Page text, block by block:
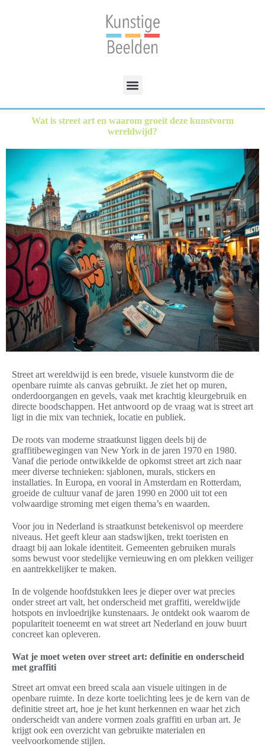
Wat is street art en waarom groeit deze kunstvorm
wereldwijd?
Street art wereldwijd is een brede, visuele kunstvorm die de
openbare ruimte als canvas gebruikt. Je ziet het op muren,
onderdoorgangen en gevels, vaak met krachtig kleurgebruik en
directe boodschappen. Het antwoord op de vraag wat is street art
ligt in die mix van techniek, locatie en publiek.
De roots van moderne straatkunst liggen deels bij de
graffitibewegingen van New York in de jaren 1970 en 1980.
Vanaf die periode ontwikkelde de opkomst street art zich naar
meer diverse technieken: sjablonen, murals, stickers en
installaties. In Europa, en vooral in Amsterdam en Rotterdam,
groeide de cultuur vanaf de jaren 1990 en 2000 uit tot een
volwaardige stroming met eigen thema’s en waarden.
Voor jou in Nederland is straatkunst betekenisvol op meerdere
niveaus. Het geeft kleur aan stadswijken, trekt toeristen en
draagt bij aan lokale identiteit. Gemeenten gebruiken murals
soms bewust voor stedelijke vernieuwing en om plekken veiliger
en aantrekkelijker te maken.
In de volgende hoofdstukken lees je dieper over wat precies
onder street art valt, het onderscheid met graffiti, wereldwijde
hotspots en invloedrijke kunstenaars. Je ontdekt ook waarom de
populariteit toeneemt en wat street art Nederland en jouw buurt
concreet kan opleveren.
Wat je moet weten over street art: definitie en onderscheid
met graffiti
Street art omvat een breed scala aan visuele uitingen in de
openbare ruimte. In deze korte toelichting lees je de kern van de
definitie street art, hoe je het kunt herkennen en waar het zich
onderscheidt van andere vormen zoals graffiti en urban art. Je
krijgt ook een overzicht van gebruikte materialen en
veelvoorkomende stijlen.